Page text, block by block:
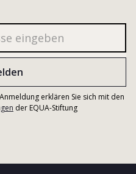
erklären Sie sich mit den
der EQUA-Stiftung